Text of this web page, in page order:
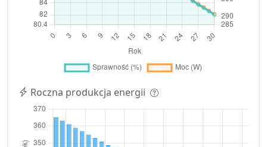
Roczna produkcja energii